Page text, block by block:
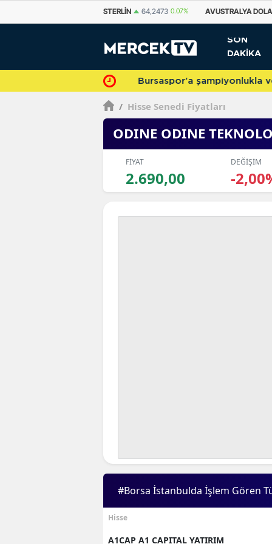
AVUSTRALYA DOLARI 33,5450 0.13%
SON
DAKİKA
Bursaspor'a şampiyonlukla
/ Hisse Senedi Fiyatları
ODINE ODINE
FİYAT
2.690,00
DEĞİŞİM
-
#Borsa İstanbulda İşlem Gören
Hisse
A1CAP A1 CAPITAL YATIRIM